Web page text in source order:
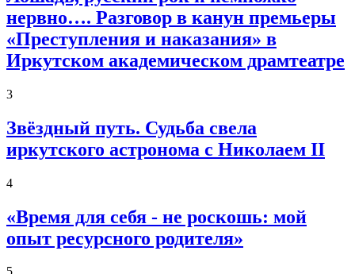
нервно…. Разговор в канун премьеры
«Преступления и наказания» в
Иркутском академическом драмтеатре
3
Звёздный путь. Судьба свела
иркутского астронома с Николаем II
4
«Время для себя - не роскошь: мой
опыт ресурсного родителя»